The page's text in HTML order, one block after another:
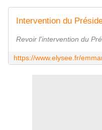
Revoir l'intervention du